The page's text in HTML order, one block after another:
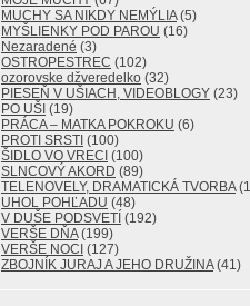
MUCHY SA NIKDY NEMÝLIA(5)
MYŠLIENKY POD PAROU (16)
Nezaradené (3)
OSTROPESTREC (102)
ozorovske džveredelko (32)
PIESEŇ V UŠIACH, VIDEOBLOGY (23)
PO UŠI (19)
PRÁCA – MATKA POKROKU (6)
PROTI SRSTI (100)
ŠIDLO VO VRECI (100)
SLNCOVÝ AKORD (89)
TELENOVELY, DRAMATICKÁ TVORBA
UHOL POHĽADU (48)
V DUŠE PODSVETÍ (192)
VERŠE DŇA(199)
VERŠE NOCI (127)
ZBOJNÍK JURAJ A JEHO DRUŽINA(41)